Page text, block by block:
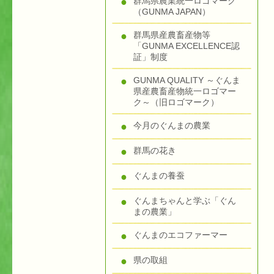
（GUNMA JAPAN）
群馬県産農畜産物等
「GUNMA EXCELLENCE認
証」制度
GUNMA QUALITY ～ぐんま
県産農畜産物統一ロゴマー
ク～（旧ロゴマーク）
今月のぐんまの農業
群馬の花き
ぐんまの養蚕
ぐんまちゃんと学ぶ「ぐん
まの農業」
ぐんまのエコファーマー
県の取組